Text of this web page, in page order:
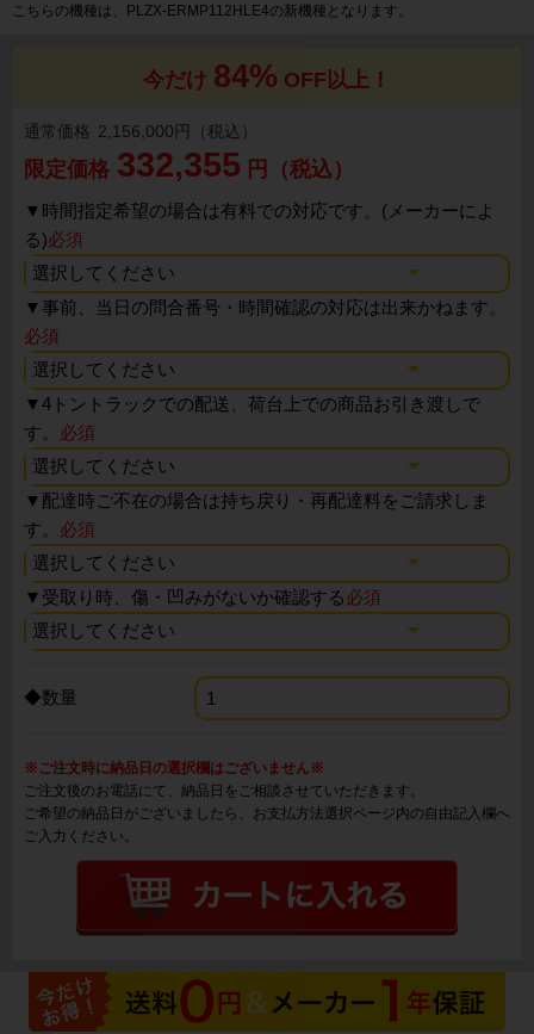
こちらの機種は、PLZX-ERMP112HLE4の新機種となります。
今だけ 84% OFF以上！
通常価格 2,156,000円（税込）
限定価格 332,355 円（税込）
▼ 時間指定希望の場合は有料での対応です。(メーカーによ
る)必須
▼事前、当日の問合番号・時間確認の対応は出来かねます。
必須
▼4トントラックでの配送、荷台上での商品お引き渡しで
す。 必須
▼ 配達時ご不在の場合は持ち戻り・再配達料をご請求しま
す。 必須
▼ 受取り時、傷・凹みがないか確認する必須
◆数量
※ご注文時に納品日の選択欄はございません※
ご注文後のお電話にて、納品日をご相談させていただきます。
ご希望の納品日がございましたら、お支払方法選択ページ内の自由記入欄へ
ご入力ください。